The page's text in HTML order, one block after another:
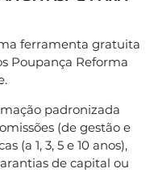
ferramenta gratuita
Poupança Reforma
padronizada
(de gestão e
(a 1, 3, 5 e 10 anos),
de capital ou